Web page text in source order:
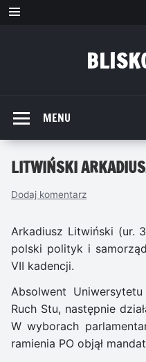
Przejdź
MENU
LITWIŃSKI
Dodaj komentarz
Arkadiusz Litwiński (ur.
polski polityk i
VII kadencji.
Absolwent
Ruch Stu, następnie
W wyborach
ramienia PO objął